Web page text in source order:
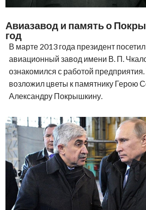
Авиазавод и память о
год
В марте 2013 года президент
авиационный завод имени В. П.
ознакомился с работой
возложил цветы к памятнику Герою
Александру Покрышкину.